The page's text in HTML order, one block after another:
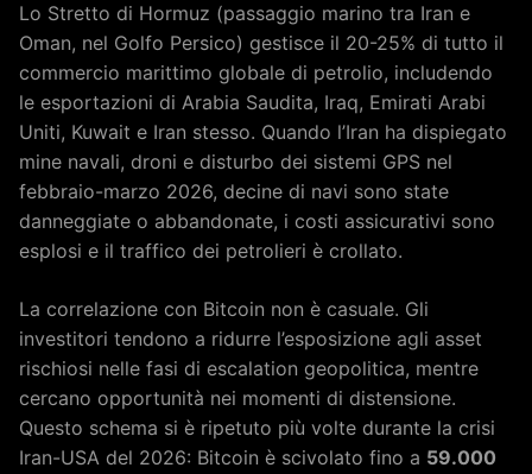
Lo Stretto di Hormuz (passaggio marino tra Iran e
Oman, nel Golfo Persico) gestisce il 20-25% di tutto il
commercio marittimo globale di petrolio, includendo
le esportazioni di Arabia Saudita, Iraq, Emirati Arabi
Uniti, Kuwait e Iran stesso. Quando l’Iran ha dispiegato
mine navali, droni e disturbo dei sistemi GPS nel
febbraio-marzo 2026, decine di navi sono state
danneggiate o abbandonate, i costi assicurativi sono
esplosi e il traffico dei petrolieri è crollato.
La correlazione con Bitcoin non è casuale. Gli
investitori tendono a ridurre l’esposizione agli asset
rischiosi nelle fasi di escalation geopolitica, mentre
cercano opportunità nei momenti di distensione.
Questo schema si è ripetuto più volte durante la crisi
Iran-USA del 2026: Bitcoin è scivolato fino a 59.000